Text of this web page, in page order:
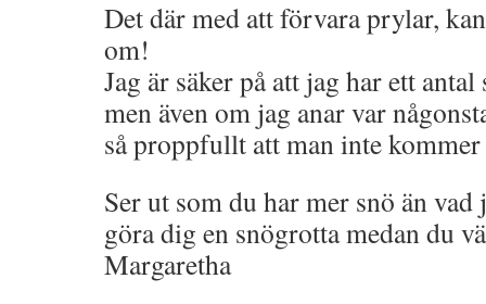
Det där med att förvara prylar,
om!
Jag är säker på att jag har ett
men även om jag anar var
så proppfullt att man inte
Ser ut som du har mer snö än
göra dig en snögrotta medan du
Margaretha